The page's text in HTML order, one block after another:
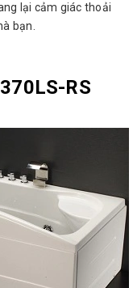
lại cảm giác thoải
bạn.
RS